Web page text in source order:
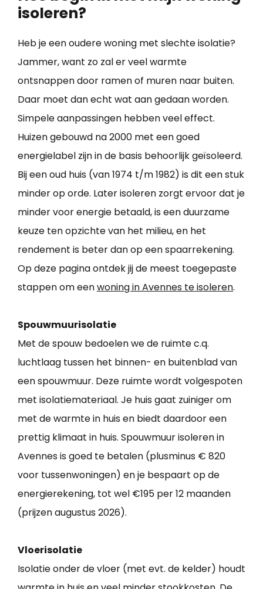
isoleren?
Heb je een oudere woning met slechte isolatie?
Jammer, want zo zal er veel warmte
ontsnappen door ramen of muren naar buiten.
Daar moet dan echt wat aan gedaan worden.
Simpele aanpassingen hebben veel effect.
Huizen gebouwd na 2000 met een goed
energielabel zijn in de basis behoorlijk geïsoleerd.
Bij een oud huis (van 1974 t/m 1982) is dit een stuk
minder op orde. Later isoleren zorgt ervoor dat je
minder voor energie betaald, is een duurzame
keuze ten opzichte van het milieu, en het
rendement is beter dan op een spaarrekening.
Op deze pagina ontdek jij de meest toegepaste
stappen om eenwoning in Avennes te isoleren.
Spouwmuurisolatie
Met de spouw bedoelen we de ruimte c.q.
luchtlaag tussen het binnen- en buitenblad van
een spouwmuur. Deze ruimte wordt volgespoten
met isolatiemateriaal. Je huis gaat zuiniger om
met de warmte in huis en biedt daardoor een
prettig klimaat in huis. Spouwmuur isoleren in
Avennes is goed te betalen (plusminus € 820
voor tussenwoningen) en je bespaart op de
energierekening, tot wel €195 per 12 maanden
(prijzen augustus 2026).
Vloerisolatie
Isolatie onder de vloer (met evt. de kelder) houdt